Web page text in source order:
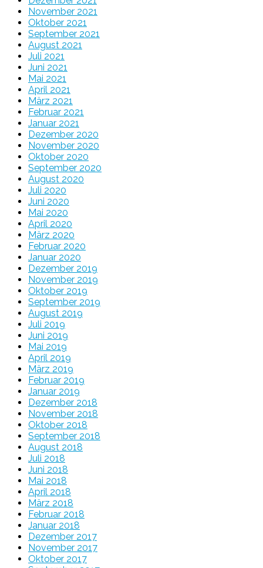
November 2021
Oktober 2021
September 2021
August 2021
Juli 2021
Juni 2021
Mai 2021
April 2021
März 2021
Februar 2021
Januar 2021
Dezember 2020
November 2020
Oktober 2020
September 2020
August 2020
Juli 2020
Juni 2020
Mai 2020
April 2020
März 2020
Februar 2020
Januar 2020
Dezember 2019
November 2019
Oktober 2019
September 2019
August 2019
Juli 2019
Juni 2019
Mai 2019
April 2019
März 2019
Februar 2019
Januar 2019
Dezember 2018
November 2018
Oktober 2018
September 2018
August 2018
Juli 2018
Juni 2018
Mai 2018
April 2018
März 2018
Februar 2018
Januar 2018
Dezember 2017
November 2017
Oktober 2017